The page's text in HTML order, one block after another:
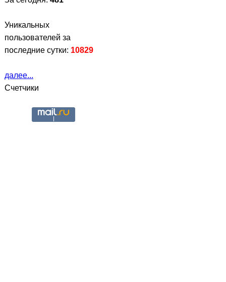
Уникальных
пользователей за
последние сутки: 10829
далее...
Счетчики